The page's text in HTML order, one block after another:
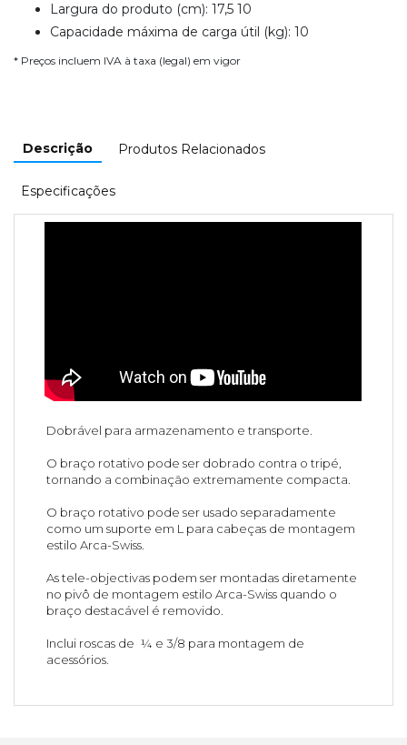
Largura do produto (cm): 17,5 10
Capacidade máxima de carga útil (kg): 10
* Preços incluem IVA à taxa (legal) em vigor
Descrição Produtos Relacionados
Especificações
Dobrável para armazenamento e transporte.
O braço rotativo pode ser dobrado contra o tripé,
tornando a combinação extremamente compacta.
O braço rotativo pode ser usado separadamente
como um suporte em L para cabeças de montagem
estilo Arca-Swiss.
As tele-objectivas podem ser montadas diretamente
no pivô de montagem estilo Arca-Swiss quando o
braço destacável é removido.
Inclui roscas de ¼ e 3/8 para montagem de
acessórios.